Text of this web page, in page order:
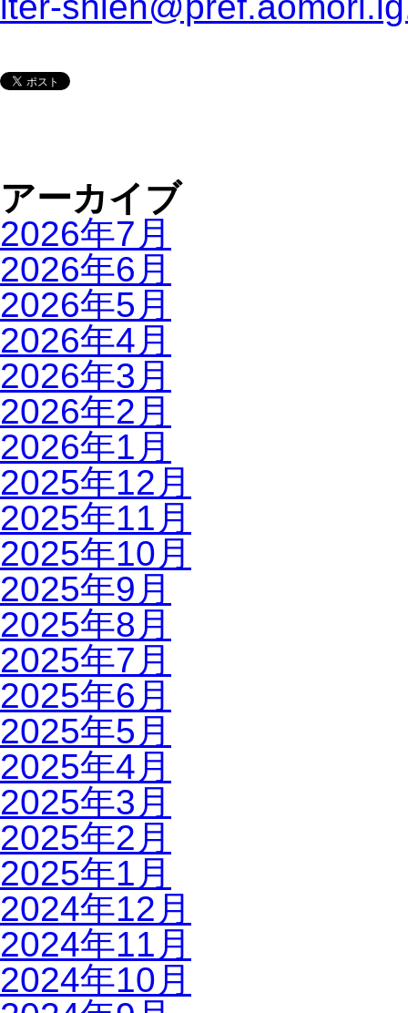
アーカイブ
2026年7月
2026年6月
2026年5月
2026年4月
2026年3月
2026年2月
2026年1月
2025年12月
2025年11月
2025年10月
2025年9月
2025年8月
2025年7月
2025年6月
2025年5月
2025年4月
2025年3月
2025年2月
2025年1月
2024年12月
2024年11月
2024年10月